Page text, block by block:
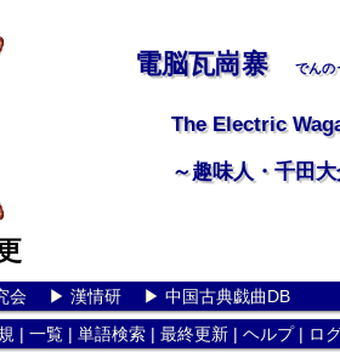
電脳瓦崗寨 でんの
The Electric
～趣味人・千田
会▶ 漢情研▶ 中国古典戯曲DB
| 一覧| 単語検索| 最終更新| ヘルプ| ロ